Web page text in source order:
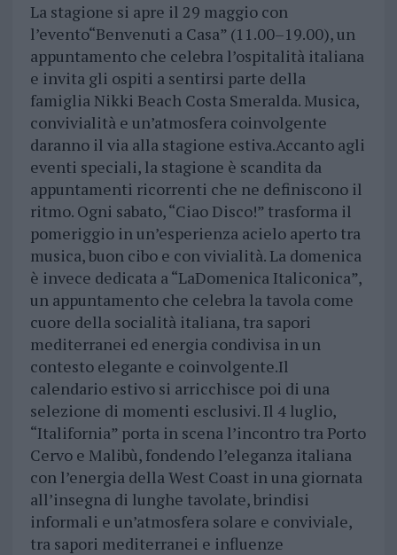
La stagione si apre il 29 maggio con
l’evento“Benvenuti a Casa” (11.00–19.00), un
appuntamento che celebra l’ospitalità italiana
e invita gli ospiti a sentirsi parte della
famiglia Nikki Beach Costa Smeralda. Musica,
convivialità e un’atmosfera coinvolgente
daranno il via alla stagione estiva.Accanto agli
eventi speciali, la stagione è scandita da
appuntamenti ricorrenti che ne definiscono il
ritmo. Ogni sabato, “Ciao Disco!” trasforma il
pomeriggio in un’esperienza acielo aperto tra
musica, buon cibo e con vivialità. La domenica
è invece dedicata a “LaDomenica Italiconica”,
un appuntamento che celebra la tavola come
cuore della socialità italiana, tra sapori
mediterranei ed energia condivisa in un
contesto elegante e coinvolgente.Il
calendario estivo si arricchisce poi di una
selezione di momenti esclusivi. Il 4 luglio,
“Italifornia” porta in scena l’incontro tra Porto
Cervo e Malibù, fondendo l’eleganza italiana
con l’energia della West Coast in una giornata
all’insegna di lunghe tavolate, brindisi
informali e un’atmosfera solare e conviviale,
tra sapori mediterranei e influenze